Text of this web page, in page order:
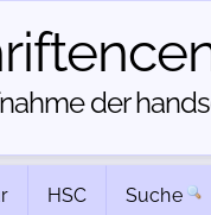
der
HSC Suche